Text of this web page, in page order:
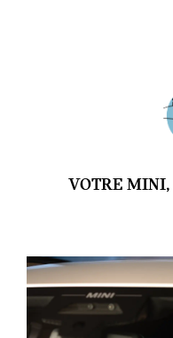
VOTRE MINI,